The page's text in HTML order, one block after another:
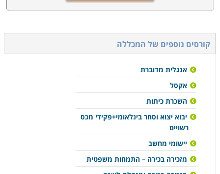
קורסים נוספים של המכללה
אנגלית מדוברת
אקסל
השכרת כיתות
יבוא יצוא וסחר בינלאומי+פקידי מכס
רשויים
יישומי מחשב
מזכירה בכירה – התמחות משפטית